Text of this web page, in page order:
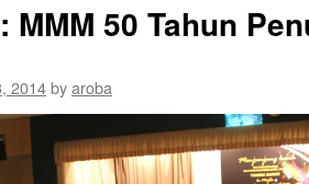
MMM 50 Tahun
2014byaroba